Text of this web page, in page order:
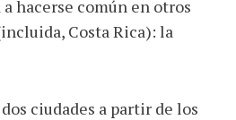
hacerse común en otros
Costa Rica): la
ciudades a partir de los